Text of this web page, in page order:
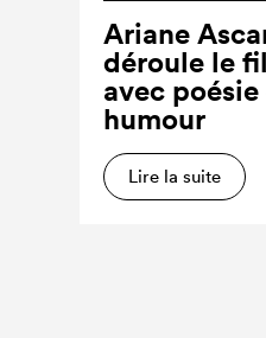
Ariane
déroule le
avec poésie
humour
Lire la suite